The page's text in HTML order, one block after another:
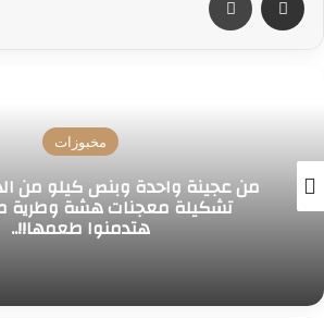
مخبوزات
من عجينة واحدة وبنص كيلو من
تشكيلة معجنات هشة وطرية
هتدمنوا طعمها!!..